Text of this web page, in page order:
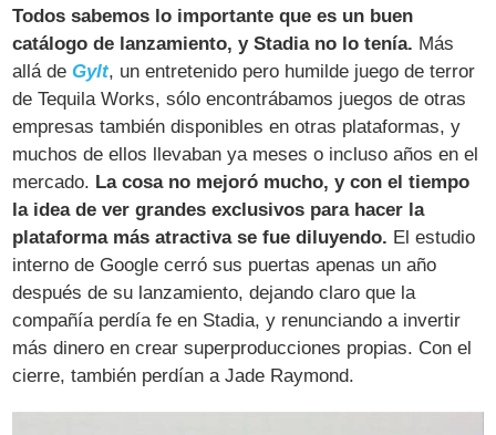
Todos sabemos lo importante que es un buen
catálogo de lanzamiento, y Stadia no lo tenía. Más
allá deGylt, un entretenido pero humilde juego de terror
de Tequila Works, sólo encontrábamos juegos de otras
empresas también disponibles en otras plataformas, y
muchos de ellos llevaban ya meses o incluso años en el
mercado. La cosa no mejoró mucho, y con el tiempo
la idea de ver grandes exclusivos para hacer la
plataforma más atractiva se fue diluyendo. El estudio
interno de Google cerró sus puertas apenas un año
después de su lanzamiento, dejando claro que la
compañía perdía fe en Stadia, y renunciando a invertir
más dinero en crear superproducciones propias. Con el
cierre, también perdían a Jade Raymond.